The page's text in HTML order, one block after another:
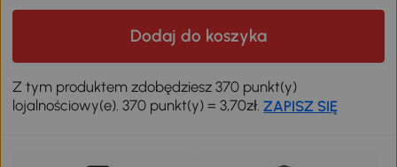
Dodaj do koszyka
Z tym produktem zdobędziesz 370 punkt(y)
lojalnościowy(e). 370 punkt(y) = 3,70zł.ZAPISZ SIĘ